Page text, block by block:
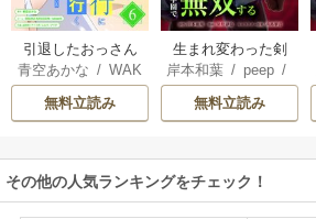
引退したおっさん
賢者だが愛弟子が
追放されてきたの
で傷心旅行に連れ
イフな旅のつもり
が、なぜか世界最
強の師弟になって
青空あかな /WAK
ANA KURAGUCHI
pallet/アイラ
listaSTUDIO
無料立読み
生まれ変わった剣
聖、剣士が冷遇さ
れる魔術至上主義
の学園で無双する
岸本和葉/ peep/
染野静也/
/taskey STUDI
無料立読み
その他の人気ランキングをチェック！